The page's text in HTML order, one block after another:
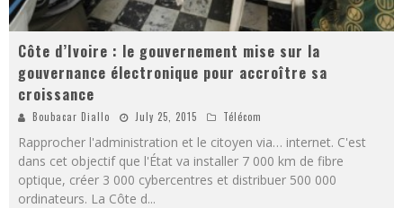
Côte d’Ivoire : le gouvernement mise sur la
gouvernance électronique pour accroître sa
croissance
Boubacar Diallo July 25, 2015 Télécom
Rapprocher l'administration et le citoyen via… internet. C'est
dans cet objectif que l'État va installer 7 000 km de fibre
optique, créer 3 000 cybercentres et distribuer 500 000
ordinateurs. La Côte d...